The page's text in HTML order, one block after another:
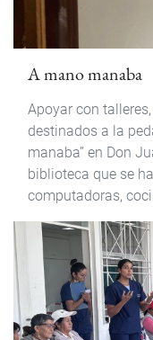
A mano manaba
Apoyar con
destinados a la
manaba” en Don
biblioteca que se
computadoras,